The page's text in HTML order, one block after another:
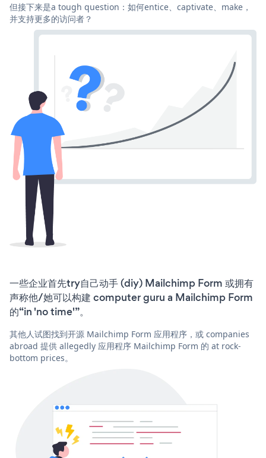
但接下来是a tough question：如何entice、captivate、make，
并支持更多的访问者？
一些企业首先try自己动手 (diy) Mailchimp Form 或拥有
声称他/她可以构建 computer guru a Mailchimp Form
的“in 'no time'”。
其他人试图找到开源 Mailchimp Form 应用程序，或 companies
abroad 提供 allegedly 应用程序 Mailchimp Form 的 at rock-
bottom prices。